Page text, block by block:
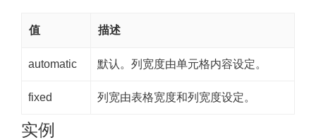
值 描述
automatic 默认。列宽度由单元格内容设定。
fixed 列宽由表格宽度和列宽度设定。
实例